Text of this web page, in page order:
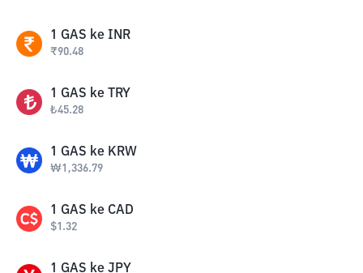
1 GAS ke INR
₹90.48
1 GAS ke TRY
₺45.28
1 GAS ke KRW
₩1,336.79
1 GAS ke CAD
$1.32
1 GAS ke JPY